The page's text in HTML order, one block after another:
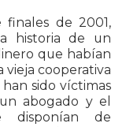
de 2001,
historia de un
que habían
vieja cooperativa
sido víctimas
abogado y el
de